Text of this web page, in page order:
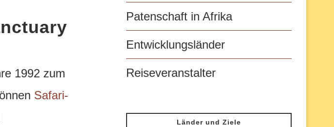
1992 zum
Safari-
Patenschaft in Afrika
Entwicklungsländer
Reiseveranstalter
Länder und Ziele